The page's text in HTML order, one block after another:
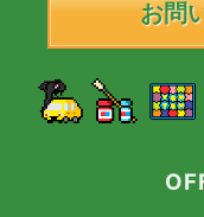
お問